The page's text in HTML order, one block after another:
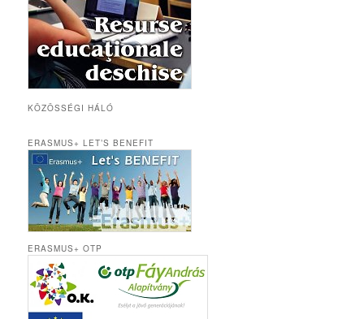
KÖZÖSSÉGI HÁLÓ
ERASMUS+ LET’S BENEFIT
ERASMUS+ OTP